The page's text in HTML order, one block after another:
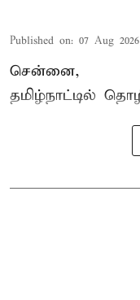
Published on: 07 Aug
சென்னை,
தமிழ்நாட்டில்